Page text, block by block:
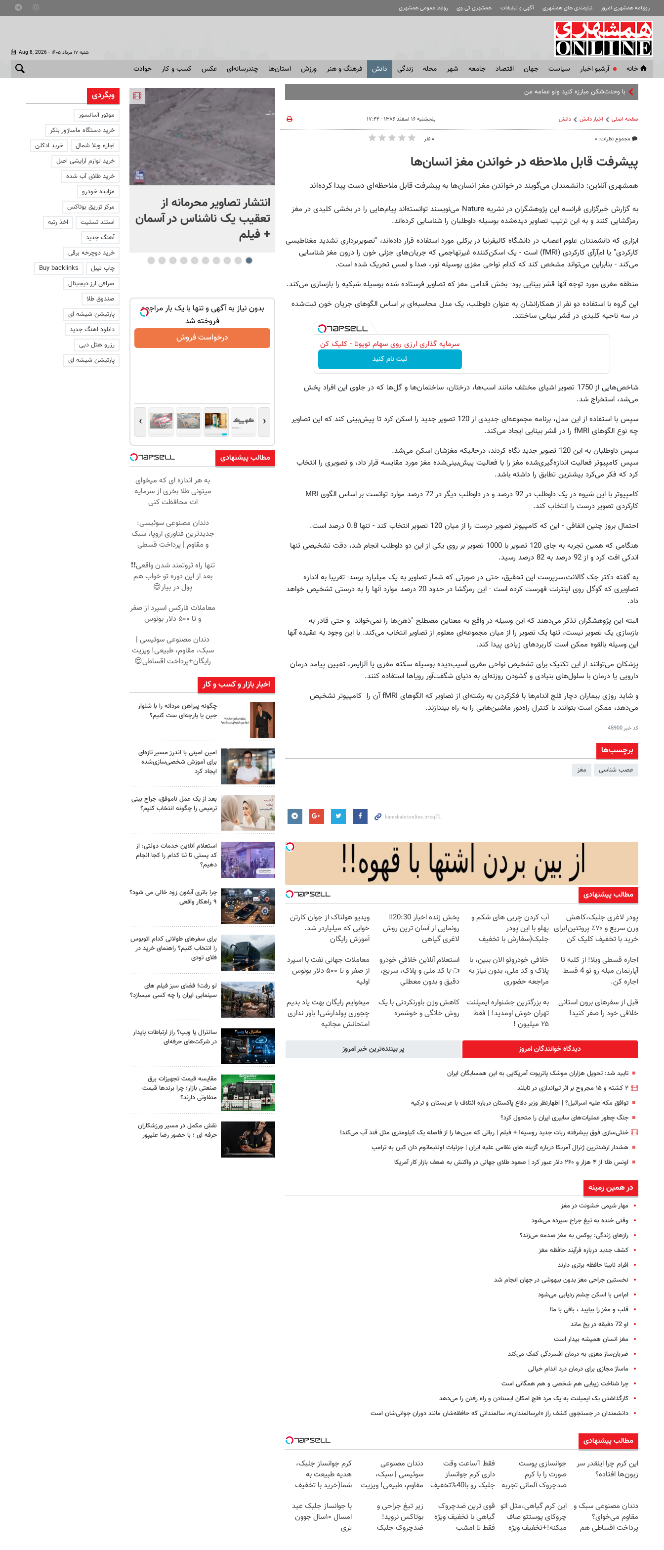
روزنامه همشهری امروز نیازمندی های همشهری آگهی و تبلیغات همشهری تی وی روابط عمومی همشهری
Aug 8, 2026 - شنبه ۱۷ مرداد ۱۴۰۵
خانه آرشیو اخبار سياست جهان اقتصاد جامعه شهر محله زندگی دانش فرهنگ و هنر ورزش استان‌ها چندرسانه‌ای عکس کسب و کار حوادث
با وحدت‌شکن مبارزه کنید ولو عمامه من بر سر او باشد | ر
صفحه اصلی اخبار دانش دانش
مجموع نظرات: ۰
پنجشنبه ۱۶ اسفند ۱۳۸۶ - ۱۷:۴۲
۰ نفر
پیشرفت قابل‌ ملاحظه در خواندن مغز انسان‌ها
همشهری آنلاین: دانشمندان می‌گویند در خواندن مغز انسان‌ها به پیشرفت قابل‌ ملاحظه‌ای دست پیدا کرده‌اند
به گزارش خبرگزاری فرانسه این پژوهشگران در نشریه Nature می‌نویسند توانسته‌‌اند پیام‌هایی را در بخشی کلیدی در مغز
رمزگشایی کنند و به این ترتیب تصاویر دیده‌شده بوسیله داوطلبان را شناسایی کرده‌اند.
ابزاری که دانشمندان علوم اعصاب در دانشگاه کالیفرنیا در برکلی مورد استفاده قرار داده‌اند، "تصویربرداری تشدید مغناطیسی
کارکردی" یا ام‌آر‌آی کارکردی (fMRI) است - یک اسکن‌کننده غیرتهاجمی که جریان‌‌های جزئی خون را درون مغز شناسایی
می‌کند - بنابراین می‌تواند مشخص کند که کدام نواحی مغزی بوسیله نور، صدا و لمس تحریک شده است.
منطقه مغزی مورد توجه آنها قشر بینایی بود- بخش قدامی مغز که تصاویر فرستاده شده بوسیله شبکیه را بازسازی می‌کند.
این گروه با استفاده دو نفر از همکارانشان به عنوان داوطلب، یک مدل محاسبه‌ای بر اساس الگوهای جریان خون ثبت‌شده
در سه ناحیه کلیدی در قشر بینایی ساختند.
سرمایه گذاری ارزی روی سهام تویوتا - کلیک کن
ثبت نام کنید
شاخص‌هایی از 1750 تصویر اشیای مختلف مانند اسب‌ها، درختان، ساختمان‌ها و گل‌ها که در جلوی این افراد پخش
می‌شد، استخراج شد.
سپس با استفاده از این مدل، برنامه مجموعه‌ای جدیدی از 120 تصویر جدید را اسکن کرد تا پیش‌بینی کند که این تصاویر
چه نوع الگوهای fMRI را در قشر بینایی ایجاد می‌کند.
سپس داوطلبان به این 120 تصویر جدید نگاه کردند، درحالیکه مغزشان اسکن می‌شد.
سپس کامپیوتر فعالیت اندازه‌گیری‌شده مغز را با فعالیت پیش‌بینی‌شده مغز مورد مقایسه قرار داد، و تصویری را انتخاب
کرد که فکر می‌کرد بیشترین تطابق را داشته باشد.
کامپیوتر با این شیوه در یک داوطلب در 92 درصد و در داوطلب دیگر در 72 درصد موارد توانست بر اساس الگوی MRI
کارکردی تصویر درست را انتخاب کند.
احتمال بروز چنین اتفاقی - این که کامپیوتر تصویر درست را از میان 120 تصویر انتخاب کند - تنها 0.8 درصد است.
هنگامی که همین تجربه به جای 120 تصویر با 1000 تصویر بر روی یکی از این دو داوطلب انجام شد، دقت تشخیصی تنها
اندکی افت کرد و از 92 درصد به 82 درصد رسید.
به گفته دکتر جک گالانت،سرپرست این تحقیق، حتی در صورتی که شمار تصاویر به یک میلیارد برسد- تقریبا به اندازه
تصاویری که گوگل روی اینترنت فهرست کرده است - این رمز‌گشا در حدود 20 درصد موارد آنها را به درستی تشخیص خواهد
داد.
البته این پژوهشگران تذکر می‌دهند که این وسیله در واقع به معناین مصطلح "ذهن‌ها را نمی‌خواند" و حتی قادر به
بازسازی یک تصویر نیست، تنها یک تصویر را از میان مجموعه‌ای معلوم از تصاویر انتخاب می‌کند. با این وجود به عقیده آنها
این وسیله بالقوه ممکن است کاربردهای زیادی پیدا کند.
پزشکان می‌توانند از این تکنیک برای تشخیص نواحی مغزی آسیب‌دیده بوسیله سکته مغزی یا آلزایمر، تعیین پیامد درمان
دارویی یا درمان با سلول‌های بنیادی و گشودن روزنه‌ای به دنیای شگفت‌‌آور رویاها استفاده کنند.
و شاید روزی بیماران دچار فلج اندام‌ها با فکرکردن به رشته‌ای از تصاویر که الگوهای ‍fMRI آن را کامپیوتر تشخیص
می‌دهد، ممکن است بتوانند با کنترل راه‌دور ماشین‌هایی را به راه بیندازند.
کد خبر45900
برچسب‌ها
عصب‌ شناسی مغز
مطالب پیشنهادی
پودر لاغری جلبک،کاهش
وزن سریع و ۷۰٪ پروتئین!برای
خرید با تخفیف کلیک کن
آب کردن چربی های شکم و
پهلو با این پودر
جلبک(سفارش با تخفیف
پخش زنده اخبار 20:30‼️
رونمایی از آسان ترین روش
لاغری گیاهی
ویدیو هولناک از جوان کارتن
خوابی که میلیاردر شد.
آموزش رایگان
اجاره‌ قسطی ویلا! از کلبه تا
آپارتمان مبله رو تو 4 قسط
اجاره کن.
خلافی خودروتو الان ببین، با
پلاک و کد ملی، بدون نیاز به
مراجعه حضوری
استعلام آنلاین خلافی خودرو
👈با کد ملی و پلاک، سریع،
دقیق و بدون معطلی
معاملات جهانی نفت با اسپرد
از صفر و تا ۵۰۰ دلار بونوس
اولیه
قبل از سفرهای برون استانی
خلافی خود را صفر کنید!
به بزرگترین جشنواره ایمپلنت
تهران خوش اومدید! | فقط
۲۵ میلیون !
کاهش وزن باورنکردنی با یک
روش خانگی و خوشمزه
میخوایم رایگان بهت یاد بدیم
چجوری پولدارشی! باور نداری
امتحانش مجانیه
دیدگاه خوانندگان امروز پر بیننده‌ترین خبر امروز
تایید شد: تحویل هزاران موشک پاتریوت آمریکایی به این همسایگان ایران
۲ کشته و ۱۵ مجروح بر اثر تیراندازی در تایلند
توافق مکه علیه اسرائیل؟ | اظهارنظر وزیر دفاع پاکستان درباره ائتلاف با عربستان و ترکیه
جنگ چطور عملیات‌های سایبری ایران را متحول کرد؟
خنثی‌سازی فوق پیشرفته ربات جدید روسیه! + فیلم | رباتی که مین‌ها را از فاصله یک کیلومتری مثل قند آب می‌کند!
هشدار ارشدترین ژنرال آمریکا درباره گزینه های نظامی علیه ایران | جزئیات اولتیماتوم دان کین به ترامپ
اونس طلا از ۴ هزار و ۲۶۰ دلار عبور کرد | صعود طلای جهانی در واکنش به ضعف بازار کار آمریکا
در همین زمینه
مهار شیمی خشونت در مغز
وقتی خنده به تیغ جراح سپرده می‌شود
رازهای زندگی: بوکس به مغز صدمه می‌زند؟
کشف جدید درباره فرآیند حافظه مغز
افراد نابینا حافظه برتری دارند
نخستین جراحی مغز بدون بیهوشی در جهان انجام شد
ام‌اس با اسکن چشم ردیابی می‌شود
قلب و مغز را بپایید ، باقی با ما!
او 72 دقیقه در یخ ماند
مغز انسان همیشه بیدار است
ضربان‌ساز مغزی به درمان افسردگی کمک می‌کند
ماساژ مجازی برای درمان درد اندام خیالی
چرا شناخت زیبایی هم شخصی و هم همگانی است
کارگذاشتن یک ایمپلنت به یک مرد فلج امکان ایستادن و راه رفتن را می‌دهد
دانشمندان در جستجوی کشف راز «ابرسالمندان»، سالمندانی که حافظه‌شان مانند دوران جوانی‌شان است
مطالب پیشنهادی
این کرم چرا اینقدر سر
زبون‌ها افتاده؟
جوانسازی پوست
صورت را با کرم
ضدچروک آلمانی تجربه
فقط 1ساعت وقت
داری کرم جوانساز
جلبک رو با40%تخفیف
دندان مصنوعی
سوئیسی | سبک،
مقاوم، طبیعی! ویزیت
اقساطی😍
کرم جوانساز جلبک،
هدیه طبیعت به
شما(خرید با تخفیف
دندان مصنوعی سبک و
مقاوم می‌خوای؟
پرداخت اقساطی هم
این کرم گیاهی،مثل اتو
چروکای پوستتو صاف
میکنه!+تخفیف ویژه
قوی ترین ضدچروک
گیاهی با تخفیف ویژه
فقط تا امشب
زیر تیغ جراحی و
بوتاکس نروید!
ضدچروک جلبک
با جوانساز جلبک عید
امسال ۱۰سال جوون
تری
چرا آمریکا از ایران شکست
خورد؟ +ببینید | کتابی که
ژاپن را غافلگیر کرد
انتشار تصاویر محرمانه از
تعقیب یک ناشناس در آسمان
+ فیلم
حمله خلبانان ایرانی به
+ فیلم
کوییک گذاشتی برای فروش ؟ اینجا
سریع و راحت بفروش
درخواست فروش
جای این پک تقویت موی جلبک توی حمومت
خرید محصول
تنها در چند ساعت و با یکبار مراجعه فروخته
شد ✅
درخواست فروش
بدون نیاز به آگهی و تنها با یک بار مراجعه
فروخته شد
درخواست فروش
‹
›
مطالب پیشنهادی
به هر اندازه ای که میخوای
میتونی طلا بخری از سرمایه
ات محافظت کنی
دندان مصنوعی سوئیسی:
جدیدترین فناوری اروپا، سبک
و مقاوم | پرداخت قسطی
تنها راه ثروتمند شدن واقعی❗❗
بعد از این دوره تو خواب هم
پول در بیار😍
معاملات فارکس اسپرد از صفر
و تا ۵۰۰ دلار بونوس
دندان مصنوعی سوئیسی |
سبک، مقاوم، طبیعی! ویزیت
رایگان+پرداخت اقساطی😍
اخبار بازار و کسب و کار
چگونه پیراهن مردانه را با شلوار
جین یا پارچه‌ای ست کنیم؟
امین امینی با اندرز مسیر تازه‌ای
برای آموزش شخصی‌سازی‌شده
ایجاد کرد
بعد از یک عمل ناموفق، جراح بینی
ترمیمی را چگونه انتخاب کنیم؟
استعلام آنلاین خدمات دولتی: از
کد پستی تا ثنا کدام را کجا انجام
دهیم؟
چرا باتری آیفون زود خالی می شود؟
۹ راهکار واقعی
برای سفرهای طولانی کدام اتوبوس
را انتخاب کنیم؟ راهنمای خرید در
فلای تودی
لو رفت! فضای سبز فیلم های
سینمایی ایران را چه کسی میسازد؟
سانترال یا ویپ؟ راز ارتباطات پایدار
در شرکت‌های حرفه‌ای
مقایسه قیمت تجهیزات برق
صنعتی بازار؛ چرا برندها قیمت
متفاوتی دارند؟
نقش مکمل در مسیر ورزشکاران
حرفه ای ؛ با حضور رضا علیپور
وبگردی
موتور آسانسور
خرید دستگاه ماساژور بلکر
اجاره ویلا شمال
خرید ادکلن
خرید لوازم آرایشی اصل
خرید طلای آب شده
مزایده خودرو
مرکز تزریق بوتاکس
استند تسلیت
اخذ رتبه
آهنگ جدید
خرید دوچرخه برقی
چاپ لیبل
Buy backlinks
صرافی ارز دیجیتال
صندوق طلا
پارتیشن شیشه ای
دانلود اهنگ جدید
رزرو هتل دبی
پارتیشن شیشه ای